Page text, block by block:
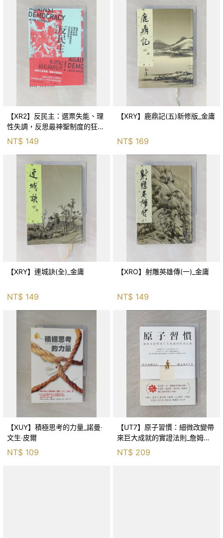
【XR2】反民主：選票失能、理
性失調，反思最神聖制度的狂亂
NT$ 149
【XRY】鹿鼎記(五)新修版_金庸
NT$ 169
【XRY】連城訣(全)_金庸
NT$ 149
【XRO】射雕英雄傳(一)_金庸
NT$ 149
【XUY】積極思考的力量_諾曼‧
文生‧皮爾
NT$ 109
【UT7】原子習慣：細微改變帶
來巨大成就的實證法則_詹姆斯‧
克利爾, 蔡世偉
NT$ 209